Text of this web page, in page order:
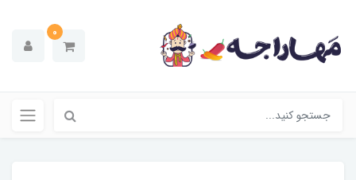
0